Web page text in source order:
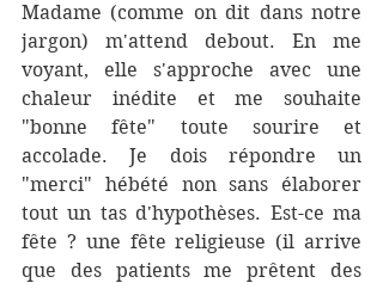
Madame (comme on dit dans notre
jargon) m'attend debout. En me
voyant, elle s'approche avec une
chaleur inédite et me souhaite
"bonne fête" toute sourire et
accolade. Je dois répondre un
"merci" hébété non sans élaborer
tout un tas d'hypothèses. Est-ce ma
fête ? une fête religieuse (il arrive
que des patients me prêtent des